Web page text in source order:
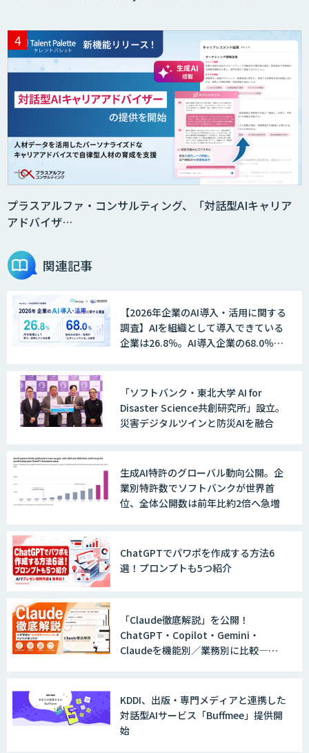
プラスアルファ・コンサルティング、「対話型AIキャリア
アドバイザ…
関連記事
【2026年企業のAI導入・活用に関する
調査】AIを組織として導入できている
企業は26.8％。AI導入企業の68.0％
「ソフトバンク・東北大学 AI for
Disaster Science共創研究所」設立。
災害デジタルツインと防災AIを融合
生成AI特許のグローバル動向公開。企
業別特許数でソフトバンクが世界首
位、全体公開数は前年比約2倍へ急増
ChatGPTでパワポを作成する方法6
選！プロンプトも5つ紹介
「Claude徹底解説」を公開！
ChatGPT・Copilot・Gemini・
Claudeを機能別／業務別に比較―自
KDDI、出版・専門メディアと連携した
対話型AIサービス「Buffmee」提供開
始